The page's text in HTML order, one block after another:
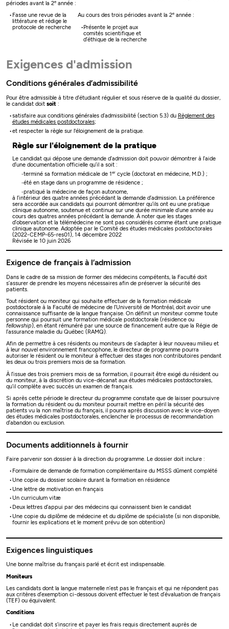
périodes avant la 2e année :
Fasse une revue de la
littérature et rédige le
protocole de recherche
Au cours des trois périodes avant la 2eannée :
Présente le projet aux
comités scientifique et
d’éthique de la recherche
Exigences d'admission
Conditions générales d’admissibilité
Pour être admissible à titre d’étudiant régulier et sous réserve de la qualité du dossier,
le candidat doitsoit :
satisfaire aux conditions générales d’admissibilité (section 5.3) du Règlement des
études médicales postdoctorales;
et respecter la règle sur l'éloignement de la pratique.
Règle sur l'éloignement de la pratique
Le candidat qui dépose une demande d’admission doit pouvoir démontrer à l’aide
d’une documentation officielle qu’il a soit :
terminé sa formation médicale de 1er cycle (doctorat en médecine, M.D.) ;
été en stage dans un programme de résidence ;
pratiqué la médecine de façon autonome,
à l’intérieur des quatre années précédant la demande d’admission. La préférence
sera accordée aux candidats qui pourront démontrer qu’ils ont eu une pratique
clinique autonome, soutenue et continue sur une durée minimale d’une année au
cours des quatres années précédant la demande. À noter que les stages
d’observation et la télémédecine ne sont pas considérés comme étant une pratique
clinique autonome. Adoptée par le Comité des études médicales postdoctorales
(2022-CEMP-65-res01), 14 décembre 2022
Révisée le 10 juin 2026
Exigence de français à l’admission
Dans le cadre de sa mission de former des médecins compétents, la Faculté doit
s’assurer de prendre les moyens nécessaires afin de préserver la sécurité des
patients.
Tout résident ou moniteur qui souhaite effectuer de la formation médicale
postdoctorale à la Faculté de médecine de l’Université de Montréal, doit avoir une
connaissance suffisante de la langue française. On définit un moniteur comme toute
personne qui poursuit une formation médicale postdoctorale (résidence ou
fellowship), en étant rémunéré par une source de financement autre que la Régie de
l’assurance maladie du Québec (RAMQ).
Afin de permettre à ces résidents ou moniteurs de s’adapter à leur nouveau milieu et
à leur nouvel environnement francophone, le directeur de programme pourra
autoriser le résident ou le moniteur à effectuer des stages non contributoires pendant
les deux ou trois premiers mois de sa formation.
À l’issue des trois premiers mois de sa formation, il pourrait être exigé du résident ou
du moniteur, à la discrétion du vice-décanat aux études médicales postdoctorales,
qu’il complète avec succès un examen de français.
Si après cette période le directeur du programme constate que de laisser poursuivre
la formation du résident ou du moniteur pourrait mettre en péril la sécurité des
patients vu la non maîtrise du français, il pourra après discussion avec le vice-doyen
des études médicales postdoctorales, enclencher le processus de recommandation
d’abandon ou exclusion.
Documents additionnels à fournir
Faire parvenir son dossier à la direction du programme. Le dossier doit inclure :
Formulaire de demande de formation complémentaire du MSSS dûment complété
Une copie du dossier scolaire durant la formation en résidence
Une lettre de motivation en français
Un curriculum vitæ
Deux lettres d’appui par des médecins qui connaissent bien le candidat
Une copie du diplôme de médecine et du diplôme de spécialiste (si non disponible,
fournir les explications et le moment prévu de son obtention)
Exigences linguistiques
Une bonne maîtrise du français parlé et écrit est indispensable.
Moniteurs
Les candidats dont la langue maternelle n’est pas le français et qui ne répondent pas
aux critères d’exemption ci-dessous doivent effectuer le test d’évaluation de français
(TEF) ou équivalent.
Conditions
Le candidat doit s’inscrire et payer les frais requis directement auprès de